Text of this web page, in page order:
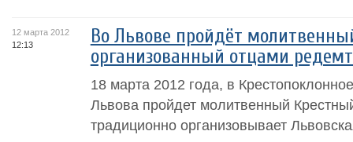
12 марта 2012
12:13
Во Львове пройдёт
организованный отцами
18 марта 2012 года, в
Львова пройдет молитвенный
традиционно организовывает